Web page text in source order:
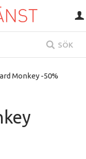
SÖK
Monkey -50%